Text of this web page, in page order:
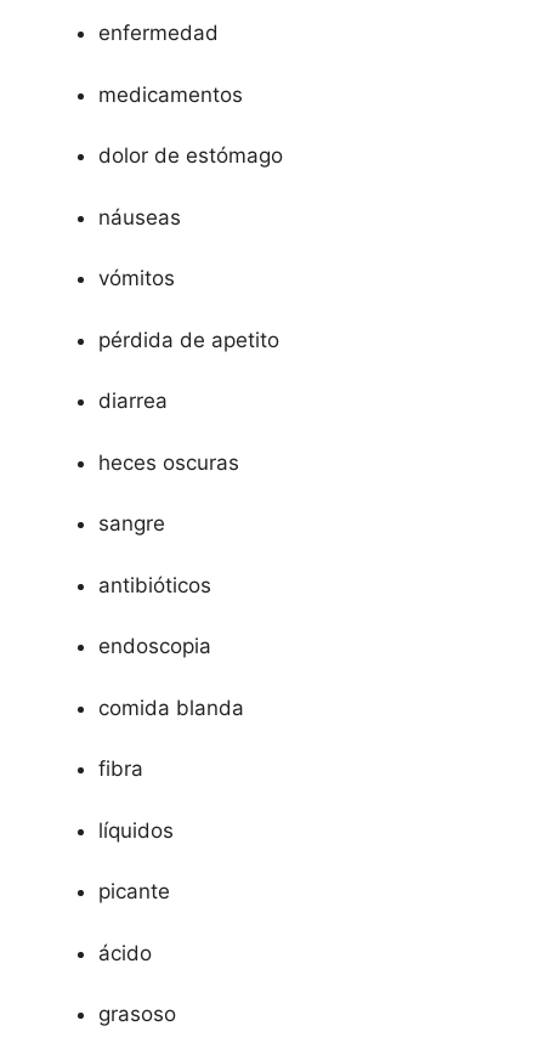
enfermedad
medicamentos
dolor de estómago
náuseas
vómitos
pérdida de apetito
diarrea
heces oscuras
sangre
antibióticos
endoscopia
comida blanda
fibra
líquidos
picante
ácido
grasoso